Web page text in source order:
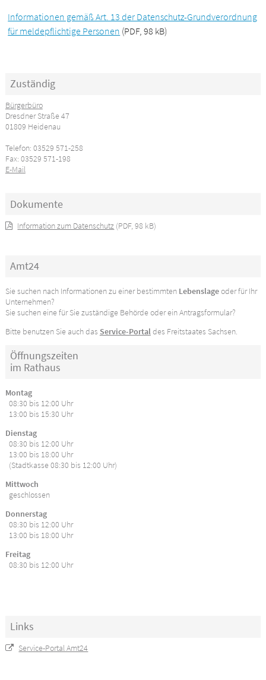
Informationen gemäß Art. 13 der Datenschutz-Grundverordnung
für meldepflichtige Personen (PDF, 98 kB)
Zuständig
Bürgerbüro
Dresdner Straße 47
01809 Heidenau
Telefon: 03529 571-258
Fax: 03529 571-198
E-Mail
Dokumente
Information zum Datenschutz (PDF, 98 kB)
Amt24
Sie suchen nach Informationen zu einer bestimmten Lebenslageoder für Ihr
Unternehmen?
Sie suchen eine für Sie zuständige Behörde oder ein Antragsformular?
Bitte benutzen Sie auch das Service-Portaldes Freitstaates Sachsen.
Öffnungszeiten
im Rathaus
Montag
08:30 bis 12:00 Uhr
13:00 bis 15:30 Uhr
Dienstag
08:30 bis 12:00 Uhr
13:00 bis 18:00 Uhr
(Stadtkasse 08:30 bis 12:00 Uhr)
Mittwoch
geschlossen
Donnerstag
08:30 bis 12:00 Uhr
13:00 bis 18:00 Uhr
Freitag
08:30 bis 12:00 Uhr
Links
Service-Portal Amt24